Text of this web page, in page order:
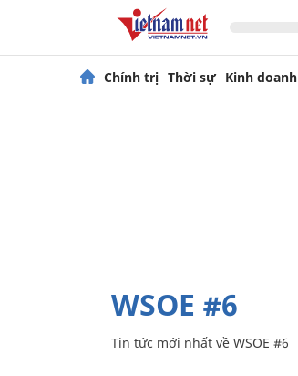
Chính trị Thời sự Kinh doanh
WSOE #6
Tin tức mới nhất về WSOE #6